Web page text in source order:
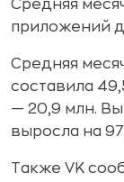
Средняя
приложений
Средняя
составила
— 20,9 млн.
выросла на
Также VK